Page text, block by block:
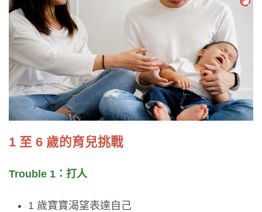
1 至 6 歲的育兒挑戰
Trouble 1：打人
1 歲寶寶渴望表達自己